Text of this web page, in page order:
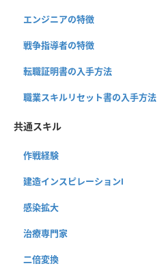
エンジニアの特徴
戦争指導者の特徴
転職証明書の入手方法
職業スキルリセット書の入手方法
共通スキル
作戦経験
建造インスピレーションⅠ
感染拡大
治療専門家
二倍変換